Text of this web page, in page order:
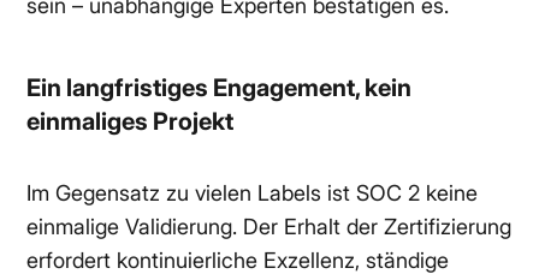
sein – unabhängige Experten bestätigen es.
Ein langfristiges Engagement, kein
einmaliges Projekt
Im Gegensatz zu vielen Labels ist SOC 2 keine
einmalige Validierung. Der Erhalt der Zertifizierung
erfordert kontinuierliche Exzellenz, ständige